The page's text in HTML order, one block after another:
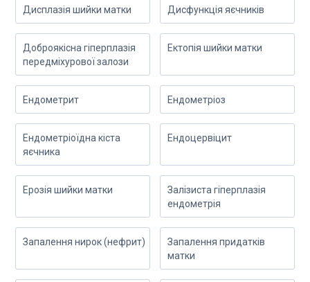
Дисплазія шийки матки Дисфункція яєчників
Доброякісна гіперплазія
передміхурової залози
Ектопія шийки матки
Ендометрит Ендометріоз
Ендометріоїдна кіста
яєчника
Ендоцервіцит
Ерозія шийки матки
Залізиста гіперплазія
ендометрія
Запалення нирок (нефрит)
Запалення придатків
матки